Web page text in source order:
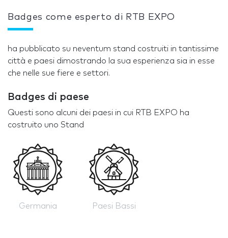
Badges come esperto di RTB EXPO
ha pubblicato su neventum stand costruiti in tantissime
città e paesi dimostrando la sua esperienza sia in esse
che nelle sue fiere e settori.
Badges di paese
Questi sono alcuni dei paesi in cui RTB EXPO ha
costruito uno Stand
Germania Paesi Bassi